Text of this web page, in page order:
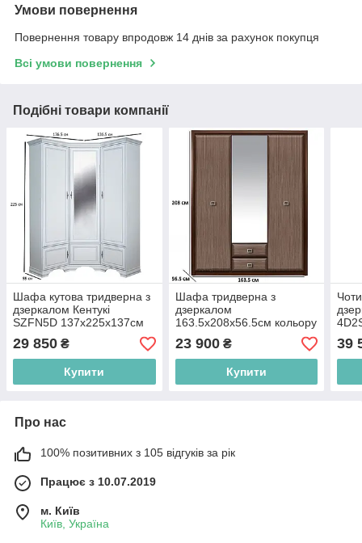
Умови повернення
Повернення товару впродовж 14 днів за рахунок покупця
Всі умови повернення
Подібні товари компанії
Шафа кутова тридверна з
дзеркалом Кентукі
SZFN5D 137х225х137см
кольору білий альпійський
БРВ-Україна
29 850 ₴
Купити
Шафа тридверна з
дзеркалом
163.5х208х56.5см кольору
венге магія фасадами
штрокс темний Гербор
Коен МДФ SZF3D2S
23 900₴
Купити
39
Про нас
100% позитивних з 105 відгуків за рік
Працює з 10.07.2019
м. Київ
Київ, Україна